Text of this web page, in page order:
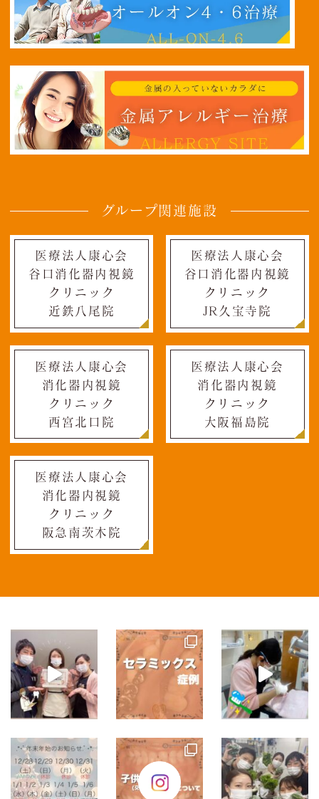
グループ関連施設
医療法人康心会
谷口消化器内視鏡
クリニック
近鉄八尾院
医療法人康心会
谷口消化器内視鏡
クリニック
JR久宝寺院
医療法人康心会
消化器内視鏡
クリニック
西宮北口院
医療法人康心会
消化器内視鏡
クリニック
大阪福島院
医療法人康心会
消化器内視鏡
クリニック
阪急南茨木院